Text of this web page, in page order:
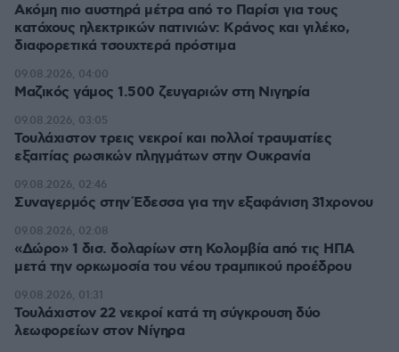
Ακόμη πιο αυστηρά μέτρα από το Παρίσι για τους
κατόχους ηλεκτρικών πατινιών: Κράνος και γιλέκο,
διαφορετικά τσουχτερά πρόστιμα
Μαζικός γάμος 1.500 ζευγαριών στη Νιγηρία
09.08.2026, 04:00
Τουλάχιστον τρεις νεκροί και πολλοί τραυματίες
εξαιτίας ρωσικών πληγμάτων στην Ουκρανία
09.08.2026, 03:05
Συναγερμός στην Έδεσσα για την εξαφάνιση 31χρονου
09.08.2026, 02:46
«Δώρο» 1 δισ. δολαρίων στη Κολομβία από τις ΗΠΑ
μετά την ορκωμοσία του νέου τραμπικού προέδρου
09.08.2026, 02:08
Τουλάχιστον 22 νεκροί κατά τη σύγκρουση δύο
λεωφορείων στον Νίγηρα
09.08.2026, 01:31